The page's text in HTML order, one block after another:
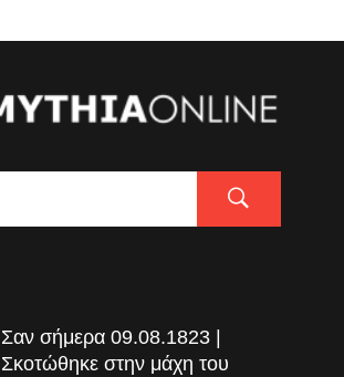
Σαν σήμερα 09.08.1823 |
Σκοτώθηκε στην μάχη του